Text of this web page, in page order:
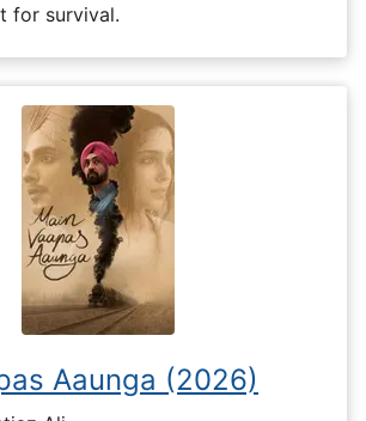
for survival.
Aaunga (2026)